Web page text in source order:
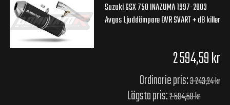
Suzuki GSX 750 INAZUMA 1997-2003
Avgas Ljuddämpare OVR SVART + dB killer
2 594,59 kr
Ordinarie pris:3 243,24 kr
Lägsta pris:2 594,59 kr